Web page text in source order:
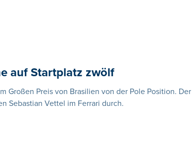
auf Startplatz zwölf
Großen Preis von Brasilien von der Pole Position. Der
Sebastian Vettel im Ferrari durch.